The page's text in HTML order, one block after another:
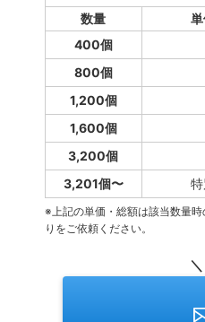
数量
400個
800個
1,200個
1,600個
3,200個
3,201個〜
※上記の単価・総額は該当数量
りをご依頼ください。